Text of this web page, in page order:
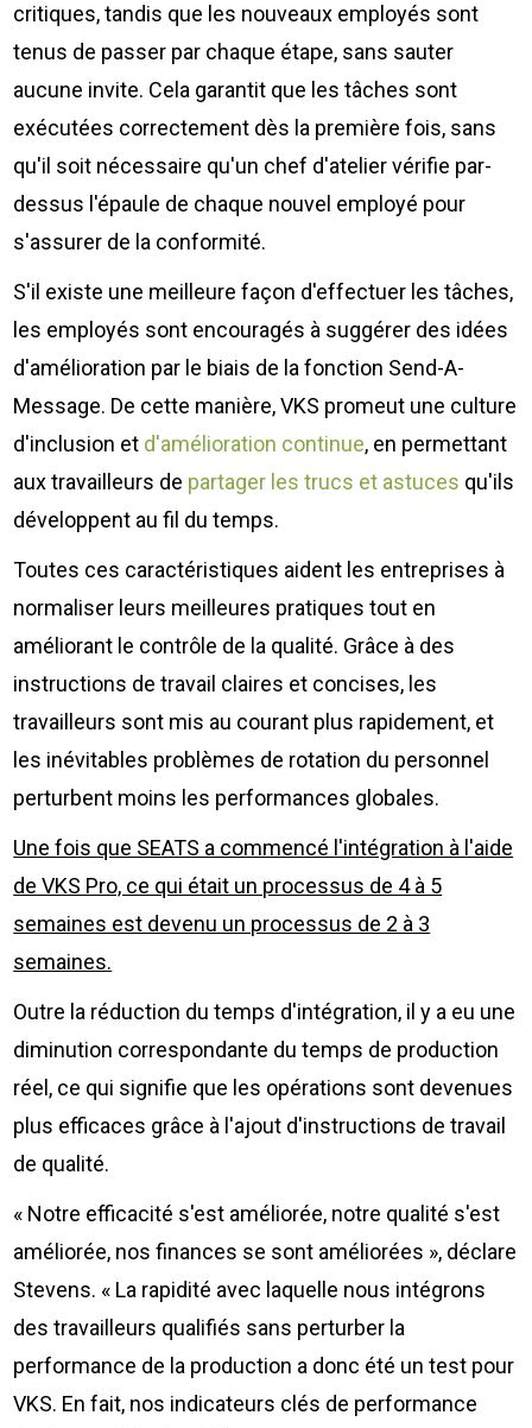
critiques, tandis que les nouveaux employés sont
tenus de passer par chaque étape, sans sauter
aucune invite. Cela garantit que les tâches sont
exécutées correctement dès la première fois, sans
qu'il soit nécessaire qu'un chef d'atelier vérifie par-
dessus l'épaule de chaque nouvel employé pour
s'assurer de la conformité.
S'il existe une meilleure façon d'effectuer les tâches,
les employés sont encouragés à suggérer des idées
d'amélioration par le biais de la fonction Send-A-
Message. De cette manière, VKS promeut une culture
d'inclusion et d'amélioration continue, en permettant
aux travailleurs de partager les trucs et astuces qu'ils
développent au fil du temps.
Toutes ces caractéristiques aident les entreprises à
normaliser leurs meilleures pratiques tout en
améliorant le contrôle de la qualité. Grâce à des
instructions de travail claires et concises, les
travailleurs sont mis au courant plus rapidement, et
les inévitables problèmes de rotation du personnel
perturbent moins les performances globales.
Une fois que SEATS a commencé l'intégration à l'aide
de VKS Pro, ce qui était un processus de 4 à 5
semaines est devenu un processus de 2 à 3
semaines.
Outre la réduction du temps d'intégration, il y a eu une
diminution correspondante du temps de production
réel, ce qui signifie que les opérations sont devenues
plus efficaces grâce à l'ajout d'instructions de travail
de qualité.
« Notre efficacité s'est améliorée, notre qualité s'est
améliorée, nos finances se sont améliorées », déclare
Stevens. « La rapidité avec laquelle nous intégrons
des travailleurs qualifiés sans perturber la
performance de la production a donc été un test pour
VKS. En fait, nos indicateurs clés de performance